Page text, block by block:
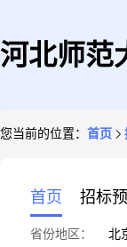
河北师范
您当前的位置： 首页
首页 招标
省份地区： 北